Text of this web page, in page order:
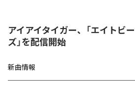
アイアイタイガー、「エイトビ
ズ」を配信開始
新曲情報